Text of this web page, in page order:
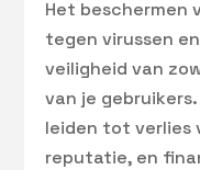
Het beschermen
tegen virussen
veiligheid van
van je
leiden tot verlies
reputatie, en